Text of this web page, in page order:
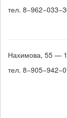
тел.
Нахимова, 55 —
тел.